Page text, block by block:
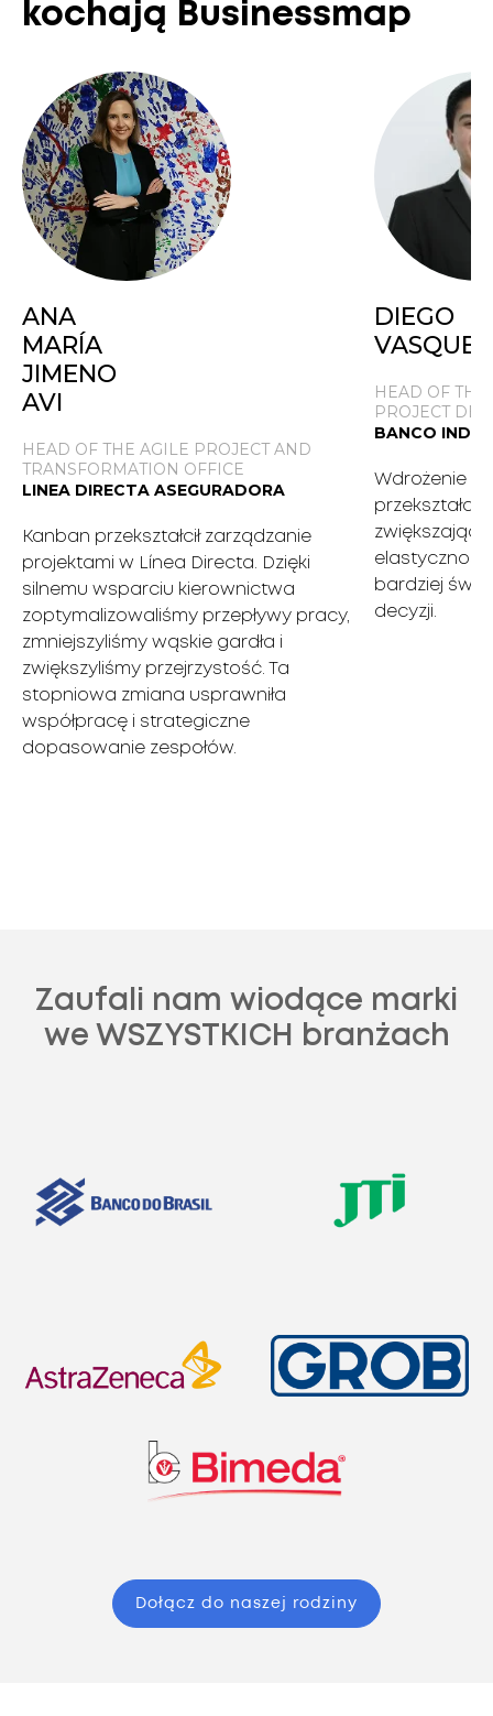
kochają Businessmap
ANA
MARÍA
JIMENO
AVI
HEAD OF THE AGILE PROJECT AND
TRANSFORMATION OFFICE
LINEA DIRECTA ASEGURADORA
Kanban przekształcił zarządzanie
projektami w Línea Directa. Dzięki
silnemu wsparciu kierownictwa
zoptymalizowaliśmy przepływy pracy,
zmniejszyliśmy wąskie gardła i
zwiększyliśmy przejrzystość. Ta
stopniowa zmiana usprawniła
współpracę i strategiczne
dopasowanie zespołów.
DIEGO
VASQUEZ
HEAD OF
PROJECT
BANCO
Wdrożenie
zwiększając
bardziej
decyzji.
Zaufali nam wiodące marki
we WSZYSTKICH branżach
Dołącz do naszej rodziny